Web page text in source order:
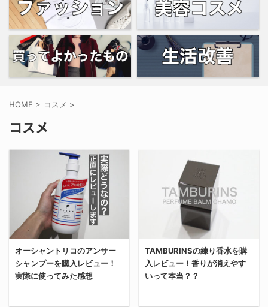
HOME > コスメ >
コスメ
オーシャントリコのアンサー
シャンプーを購入レビュー！
実際に使ってみた感想
TAMBURINSの練り香水を購
入レビュー！香りが消えやす
いって本当？？